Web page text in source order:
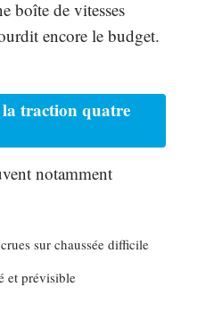
boîte de vitesses
encore le budget.
la traction quatre
notamment
sur chaussée difficile
et prévisible